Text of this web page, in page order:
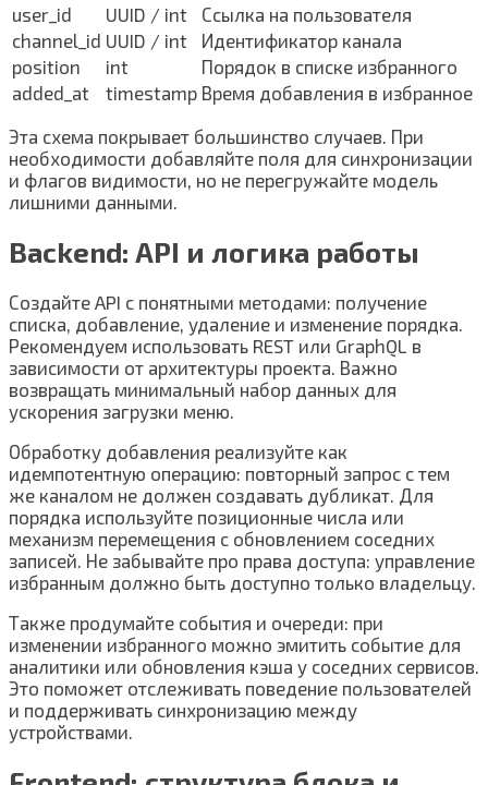
user_id
UUID / int
Ссылка на пользователя
channel_id UUID / int
Идентификатор канала
position
int
Порядок в списке избранного
added_at
timestamp Время добавления в избранное
Эта схема покрывает большинство случаев. При
необходимости добавляйте поля для синхронизации
и флагов видимости, но не перегружайте модель
лишними данными.
Backend: API и логика работы
Создайте API с понятными методами: получение
списка, добавление, удаление и изменение порядка.
Рекомендуем использовать REST или GraphQL в
зависимости от архитектуры проекта. Важно
возвращать минимальный набор данных для
ускорения загрузки меню.
Обработку добавления реализуйте как
идемпотентную операцию: повторный запрос с тем
же каналом не должен создавать дубликат. Для
порядка используйте позиционные числа или
механизм перемещения с обновлением соседних
записей. Не забывайте про права доступа: управление
избранным должно быть доступно только владельцу.
Также продумайте события и очереди: при
изменении избранного можно эмитить событие для
аналитики или обновления кэша у соседних сервисов.
Это поможет отслеживать поведение пользователей
и поддерживать синхронизацию между
устройствами.